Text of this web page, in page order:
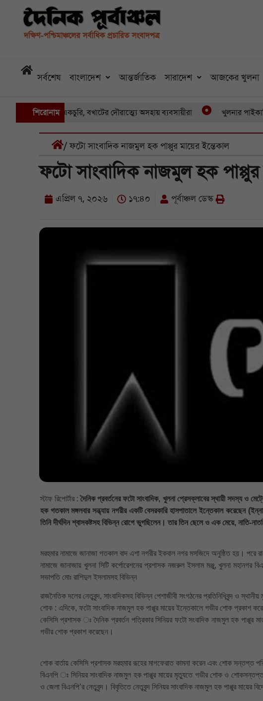
সর্বশেষ বাংলাদেশ আন্তর্জাতিক সারাদেশ আজকের খুলনা
শিরোনাম
একের পর একচুরি, বখাটের দৌরাত্ম্যে অসহায় ব্যবসায়ীরা খুলনার পাইকারি ও
/ ফটো সাংবাদিক নাজমুল হক পাপ্পুর মায়ের ইন্তেকাল
ফটো সাংবাদিক নাজমুল হক পাপ্পুর
এপ্রিল ৭, ২০২৬ ১৭:৪০ পূর্বাঞ্চল ডেস্ক
স্টাফ রিপোর্টার :দৈনিক প্রবর্তনের ফটো সাংবাদিক, খুলনা প্রেসক্লাবের স্থায়ী সদস্য ও
হক গতকাল মঙ্গলবার সন্ধ্যায় নগরীর একটি বেসরকারি হাসপাতালে ইন্তেকাল করেছেন
তিনি দীর্ঘদিন শ্বাসকষ্টসহ বিভিন্ন রোগে ভুগছিলেন। তার তিন ছেলে ও এক মেয়ে, নাতি-
মরহুমার নামাজে জানাজা গতকাল বাদ এশা নগরীর ইকবাল নগর মসজিদে অনুষ্ঠিত হয়। পরে
নামাজে জানাজায় খুলনা সিটি কর্পোরেশনের প্রশাসক নজরুল ইসলাম মঞ্জু, খুলনা
সভাপতি মোঃ রাশিদুল ইসলামসহ বিভিন্ন
রাজনৈতিক দলের নেতৃবৃন্দ, সাংবাদিকসহ বিভিন্ন পেশাজীবী সংগঠনের প্রতিনিধিবৃন্দ ও
শোক : এদিকে, ফটো সাংবাদিক নাজমুল হক পাপ্পুর মায়ের ইন্তেকালে গভীর শোক প্রকাশ করে
কেসিসি প্রশাসক ঃ দৈনিক প্রবর্তন পত্রিকার সিনিয়র ফটো সংবাদিক নাজমুল হক পাপ্পুর
গভীর শোক প্রকাশ করেছেন।
শোক বার্তায় কেসিসি প্রশাসক মরহুমার রূহের মাগফেরাত কামনা করেন এবং শোক সন্তপ্ত
বিএনপি ঃ সিনিয়র সাংবাদিক নাজমুল হক পাপ্পুর মায়ের মৃত্যুতে গভীর শোক ও শোকসন্তপ্ত
ও জেলা বিএনপি’র নেতৃবৃন্দ। বিবৃতিতে নেতৃবৃন্দ সিনিয়র সাংবাদিক নাজমুল হক পাপ্পুর মায়ের